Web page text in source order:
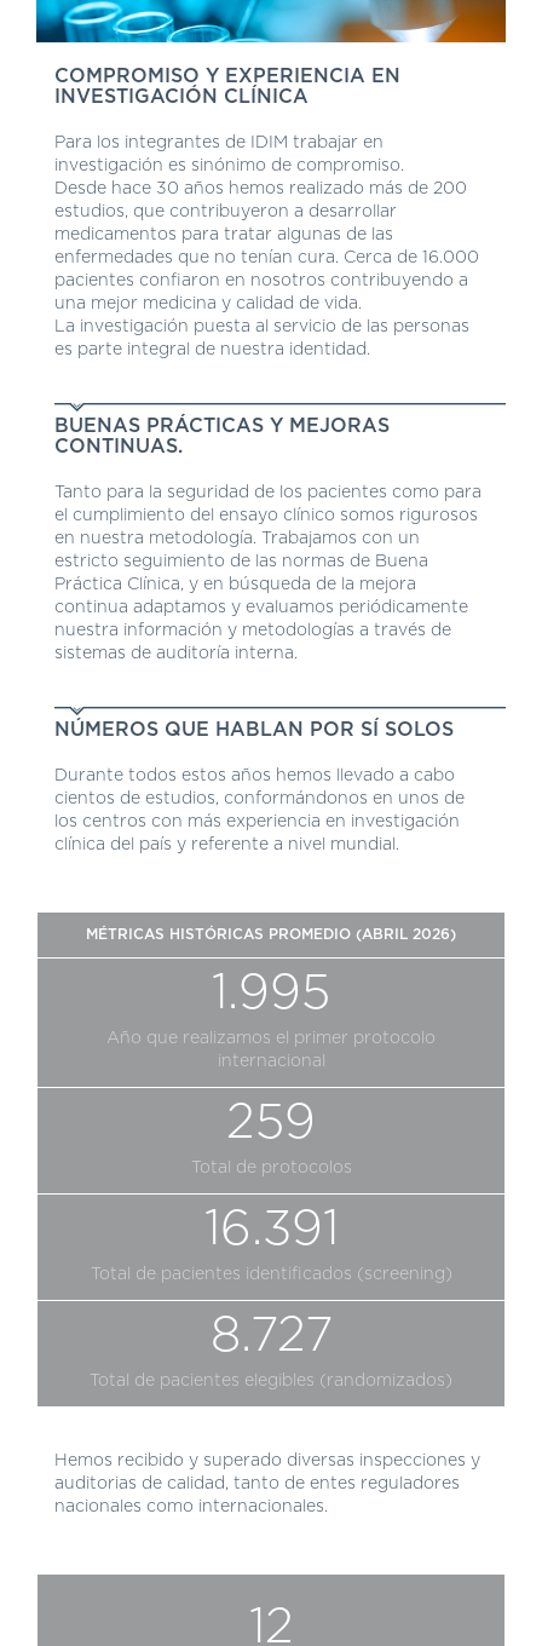
COMPROMISO Y EXPERIENCIA EN
INVESTIGACIÓN CLÍNICA
Para los integrantes de IDIM trabajar en
investigación es sinónimo de compromiso.
Desde hace 30 años hemos realizado más de 200
estudios, que contribuyeron a desarrollar
medicamentos para tratar algunas de las
enfermedades que no tenían cura. Cerca de 16.000
pacientes confiaron en nosotros contribuyendo a
una mejor medicina y calidad de vida.
La investigación puesta al servicio de las personas
es parte integral de nuestra identidad.
BUENAS PRÁCTICAS Y MEJORAS
CONTINUAS.
Tanto para la seguridad de los pacientes como para
el cumplimiento del ensayo clínico somos rigurosos
en nuestra metodología. Trabajamos con un
estricto seguimiento de las normas de Buena
Práctica Clínica, y en búsqueda de la mejora
continua adaptamos y evaluamos periódicamente
nuestra información y metodologías a través de
sistemas de auditoría interna.
NÚMEROS QUE HABLAN POR SÍ SOLOS
Durante todos estos años hemos llevado a cabo
cientos de estudios, conformándonos en unos de
los centros con más experiencia en investigación
clínica del país y referente a nivel mundial.
MÉTRICAS HISTÓRICAS PROMEDIO (ABRIL 2026)
1.995
Año que realizamos el primer protocolo
internacional
259
Total de protocolos
16.391
Total de pacientes identificados (screening)
8.727
Total de pacientes elegibles (randomizados)
Hemos recibido y superado diversas inspecciones y
auditorias de calidad, tanto de entes reguladores
nacionales como internacionales.
12